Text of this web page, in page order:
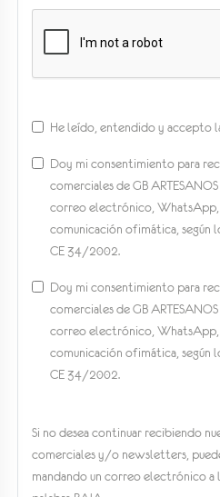
He leído, entendido y accepto
Doy mi consentimiento para
comerciales de GB
correo electrónico, WhatsApp,
comunicación ofimática, según
CE 34/2002.
Doy mi consentimiento para
comerciales de GB
correo electrónico, WhatsApp,
comunicación ofimática, según
CE 34/2002.
Si no desea continuar recibiendo
comerciales y/o newsletters,
mandando un correo electrónico a